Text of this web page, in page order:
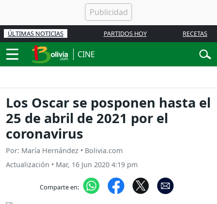
ÚLTIMAS NOTICIAS PARTIDOS HOY RECETAS
CINE
Los Oscar se posponen hasta el
25 de abril de 2021 por el
coronavirus
Por: María Hernández • Bolivia.com
Actualización • Mar, 16 Jun 2020 4:19 pm
Comparte en: